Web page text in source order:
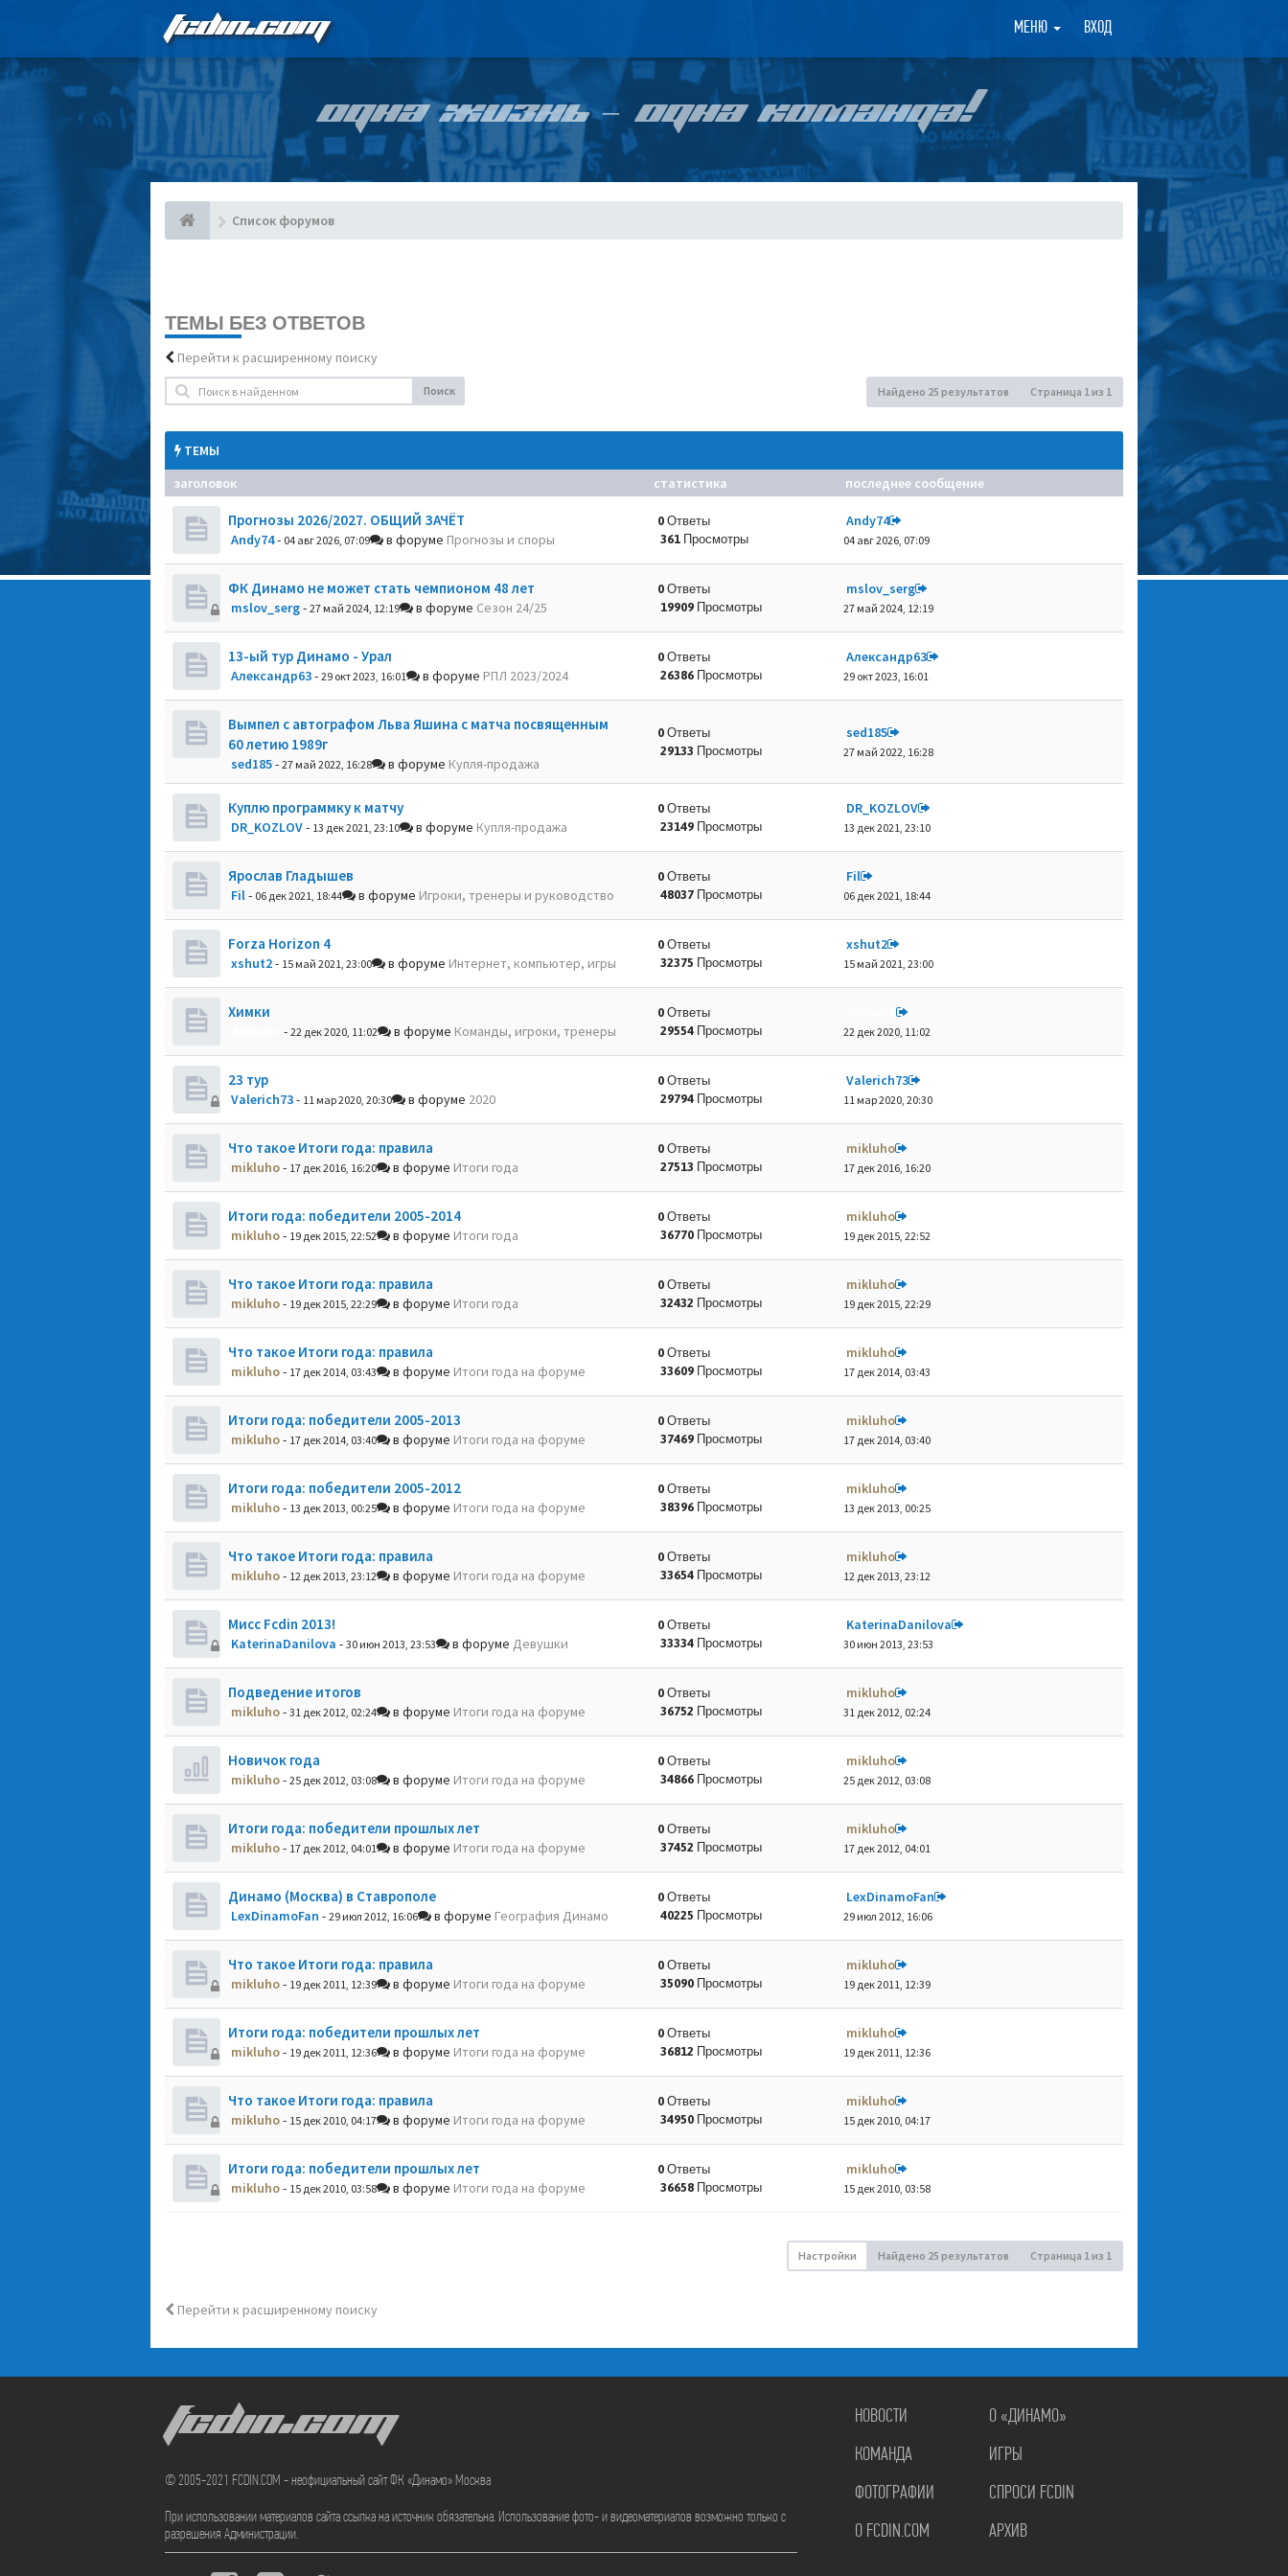
FCDIN.COM МЕНЮ ВХОД ×
ОДНА ЖИЗНЬ – ОДНА КОМАНДА!
Список форумов
ТЕМЫ БЕЗ ОТВЕТОВ
Перейти к расширенному поиску
Поиск Найдено 25 результатов Страница 1из 1
ТЕМЫ
заголовок
статистика последнее сообщение
Прогнозы 2026/2027. ОБЩИЙ ЗАЧЁТ
Andy74- 04 авг 2026, 07:09 в форуме Прогнозы и споры
0 Ответы
361 Просмотры
Andy74
04 авг 2026, 07:09
ФК Динамо не может стать чемпионом 48 лет
mslov_serg- 27 май 2024, 12:19 в форуме Сезон 24/25
0 Ответы
19909 Просмотры
mslov_serg
27 май 2024, 12:19
13-ый тур Динамо - Урал
Александр63- 29 окт 2023, 16:01 в форуме РПЛ 2023/2024
0 Ответы
26386 Просмотры
Александр63
29 окт 2023, 16:01
Вымпел с автографом Льва Яшина с матча посвященным
60 летию 1989г
sed185- 27 май 2022, 16:28 в форуме Купля-продажа
0 Ответы
29133 Просмотры
sed185
27 май 2022, 16:28
Куплю программку к матчу
DR_KOZLOV- 13 дек 2021, 23:10 в форуме Купля-продажа
0 Ответы
23149 Просмотры
DR_KOZLOV
13 дек 2021, 23:10
Ярослав Гладышев
Fil- 06 дек 2021, 18:44 в форуме Игроки, тренеры и руководство
0 Ответы
48037 Просмотры
Fil
06 дек 2021, 18:44
Forza Horizon 4
xshut2- 15 май 2021, 23:00 в форуме Интернет, компьютер, игры
0 Ответы
32375 Просмотры
xshut2
15 май 2021, 23:00
Химки
- 22 дек 2020, 11:02 в форуме Команды, игроки, тренеры
0 Ответы
29554 Просмотры
22 дек 2020, 11:02
23 тур
Valerich73- 11 мар 2020, 20:30 в форуме 2020
0 Ответы
29794 Просмотры
Valerich73
11 мар 2020, 20:30
Что такое Итоги года: правила
mikluho- 17 дек 2016, 16:20 в форуме Итоги года
0 Ответы
27513 Просмотры
mikluho
17 дек 2016, 16:20
Итоги года: победители 2005-2014
mikluho- 19 дек 2015, 22:52 в форуме Итоги года
0 Ответы
36770 Просмотры
mikluho
19 дек 2015, 22:52
Что такое Итоги года: правила
mikluho- 19 дек 2015, 22:29 в форуме Итоги года
0 Ответы
32432 Просмотры
mikluho
19 дек 2015, 22:29
Что такое Итоги года: правила
mikluho- 17 дек 2014, 03:43 в форуме Итоги года на форуме
0 Ответы
33609 Просмотры
mikluho
17 дек 2014, 03:43
Итоги года: победители 2005-2013
mikluho- 17 дек 2014, 03:40 в форуме Итоги года на форуме
0 Ответы
37469 Просмотры
mikluho
17 дек 2014, 03:40
Итоги года: победители 2005-2012
mikluho- 13 дек 2013, 00:25 в форуме Итоги года на форуме
0 Ответы
38396 Просмотры
mikluho
13 дек 2013, 00:25
Что такое Итоги года: правила
mikluho- 12 дек 2013, 23:12 в форуме Итоги года на форуме
0 Ответы
33654 Просмотры
mikluho
12 дек 2013, 23:12
Мисс Fcdin 2013!
KaterinaDanilova - 30 июн 2013, 23:53 в форуме Девушки
0 Ответы
33334 Просмотры
KaterinaDanilova
30 июн 2013, 23:53
Подведение итогов
mikluho- 31 дек 2012, 02:24 в форуме Итоги года на форуме
0 Ответы
36752 Просмотры
mikluho
31 дек 2012, 02:24
Новичок года
mikluho- 25 дек 2012, 03:08 в форуме Итоги года на форуме
0 Ответы
34866 Просмотры
mikluho
25 дек 2012, 03:08
Итоги года: победители прошлых лет
mikluho- 17 дек 2012, 04:01 в форуме Итоги года на форуме
0 Ответы
37452 Просмотры
mikluho
17 дек 2012, 04:01
Динамо (Москва) в Ставрополе
LexDinamoFan - 29 июл 2012, 16:06 в форуме География Динамо
0 Ответы
40225 Просмотры
LexDinamoFan
29 июл 2012, 16:06
Что такое Итоги года: правила
mikluho- 19 дек 2011, 12:39 в форуме Итоги года на форуме
0 Ответы
35090 Просмотры
mikluho
19 дек 2011, 12:39
Итоги года: победители прошлых лет
mikluho- 19 дек 2011, 12:36 в форуме Итоги года на форуме
0 Ответы
36812 Просмотры
mikluho
19 дек 2011, 12:36
Что такое Итоги года: правила
mikluho- 15 дек 2010, 04:17 в форуме Итоги года на форуме
0 Ответы
34950 Просмотры
mikluho
15 дек 2010, 04:17
Итоги года: победители прошлых лет
mikluho- 15 дек 2010, 03:58 в форуме Итоги года на форуме
0 Ответы
36658 Просмотры
mikluho
15 дек 2010, 03:58
Настройки Найдено 25 результатов Страница 1из 1
Перейти к расширенному поиску
FCDIN.COM
© 2005-2021 FCDIN.COM - неофициальный сайт ФК «Динамо» Москва
При использовании материалов сайта ссылка на источник обязательна. Использование фото- и видеоматериалов возможно только с
разрешения Администрации.
НОВОСТИ
О «ДИНАМО»
КОМАНДА
ИГРЫ
ФОТОГРАФИИ
СПРОСИ FCDIN
О FCDIN.COM
АРХИВ